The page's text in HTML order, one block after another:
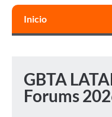
Inicio
GBTA
Forums